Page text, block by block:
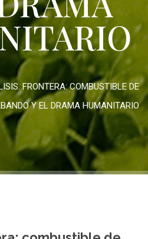
FRONTERA: COMBUSTIBLE DE
Y EL DRAMA HUMANITARIO